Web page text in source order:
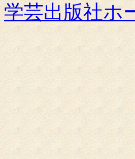
学芸出版社ホ